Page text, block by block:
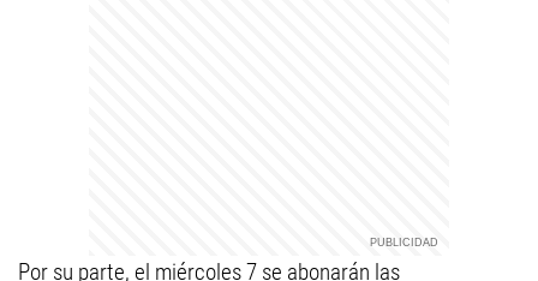
Por su parte, el miércoles 7 se abonarán las